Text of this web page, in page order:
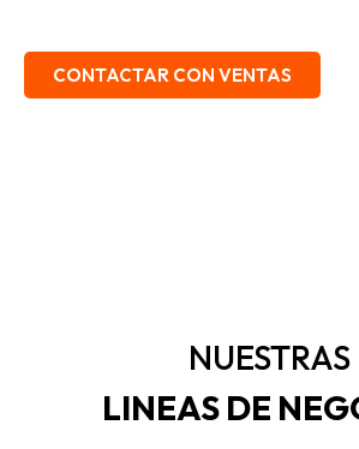
CONTACTAR CON VENTAS
NUESTRAS
LINEAS DE